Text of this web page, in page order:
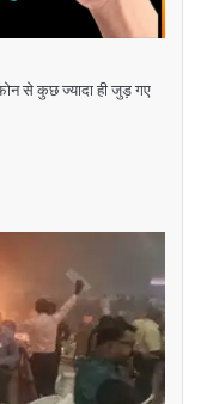
से कुछ ज्यादा ही जुड़ गए